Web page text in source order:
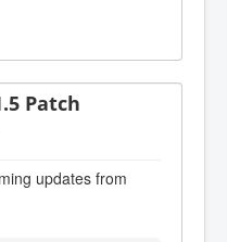
Patch
updates from